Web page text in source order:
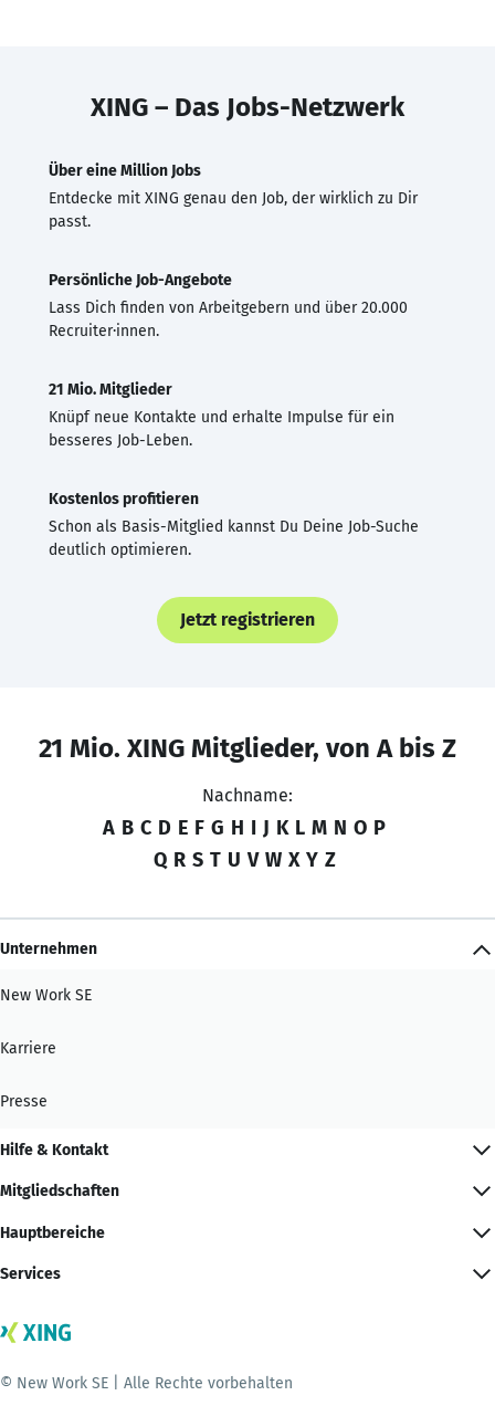
XING – Das Jobs-Netzwerk
Über eine Million Jobs
Entdecke mit XING genau den Job, der wirklich zu Dir
passt.
Persönliche Job-Angebote
Lass Dich finden von Arbeitgebern und über 20.000
Recruiter·innen.
21 Mio. Mitglieder
Knüpf neue Kontakte und erhalte Impulse für ein
besseres Job-Leben.
Kostenlos profitieren
Schon als Basis-Mitglied kannst Du Deine Job-Suche
deutlich optimieren.
Jetzt registrieren
21 Mio. XING Mitglieder, von A bis Z
Nachname:
A B C D E F G H I J K L M N O P
Q R S T U V W X Y Z
Unternehmen
New Work SE
Karriere
Presse
Hilfe & Kontakt
Mitgliedschaften
Hauptbereiche
Services
© New Work SE | Alle Rechte vorbehalten